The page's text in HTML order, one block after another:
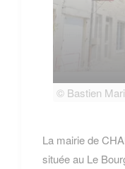
© Bastien
La mairie de
située au Le